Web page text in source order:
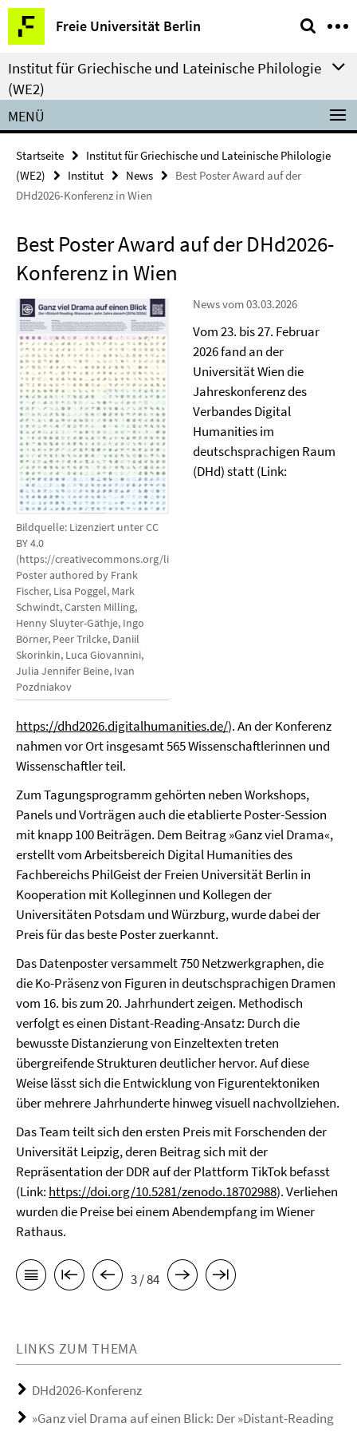
Springe
direkt
zu
Inhalt
Freie Universität Berlin
Service-
Navigation
Institut für Griechische und Lateinische Philologie
(WE2)
MENÜ
Startseite
Institut für Griechische und Lateinische Philologie
(WE2)
Institut News
Best Poster Award auf der
DHd2026-Konferenz in Wien
Best Poster Award auf der DHd2026-
Konferenz in Wien
Bildquelle: Lizenziert unter CC
BY 4.0
(https://creativecommons.org/licenses/by/4.0/)
Poster authored by Frank
Fischer, Lisa Poggel, Mark
Schwindt, Carsten Milling,
Henny Sluyter-Gäthje, Ingo
Börner, Peer Trilcke, Daniil
Skorinkin, Luca Giovannini,
Julia Jennifer Beine, Ivan
Pozdniakov
News vom 03.03.2026
Vom 23. bis 27. Februar
2026 fand an der
Universität Wien die
Jahreskonferenz des
Verbandes Digital
Humanities im
deutschsprachigen Raum
(DHd) statt (Link:
https://dhd2026.digitalhumanities.de/). An der Konferenz
nahmen vor Ort insgesamt 565 Wissenschaftlerinnen und
Wissenschaftler teil.
Zum Tagungsprogramm gehörten neben Workshops,
Panels und Vorträgen auch die etablierte Poster-Session
mit knapp 100 Beiträgen. Dem Beitrag »Ganz viel Drama«,
erstellt vom Arbeitsbereich Digital Humanities des
Fachbereichs PhilGeist der Freien Universität Berlin in
Kooperation mit Kolleginnen und Kollegen der
Universitäten Potsdam und Würzburg, wurde dabei der
Preis für das beste Poster zuerkannt.
Das Datenposter versammelt 750 Netzwerkgraphen, die
die Ko-Präsenz von Figuren in deutschsprachigen Dramen
vom 16. bis zum 20. Jahrhundert zeigen. Methodisch
verfolgt es einen Distant-Reading-Ansatz: Durch die
bewusste Distanzierung von Einzeltexten treten
übergreifende Strukturen deutlicher hervor. Auf diese
Weise lässt sich die Entwicklung von Figurentektoniken
über mehrere Jahrhunderte hinweg visuell nachvollziehen.
Das Team teilt sich den ersten Preis mit Forschenden der
Universität Leipzig, deren Beitrag sich mit der
Repräsentation der DDR auf der Plattform TikTok befasst
(Link: https://doi.org/10.5281/zenodo.18702988). Verliehen
wurden die Preise bei einem Abendempfang im Wiener
Rathaus.
3 / 84
LINKS ZUM THEMA
DHd2026-Konferenz
»Ganz viel Drama auf einen Blick: Der »Distant-Reading